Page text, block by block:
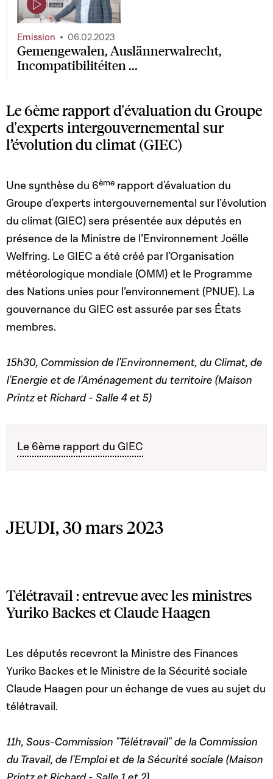
Gemengewalen, Auslännerwalrecht,
Incompatibilitéiten ...
Emission 06.02.2023
Le 6ème rapport d'évaluation du Groupe
d'experts intergouvernemental sur
l’évolution du climat (GIEC)
Une synthèse du 6ème rapport d'évaluation du
Groupe d'experts intergouvernemental sur l’évolution
du climat (GIEC) sera présentée aux députés en
présence de la Ministre de l’Environnement Joëlle
Welfring. Le GIEC a été créé par l’Organisation
météorologique mondiale (OMM) et le Programme
des Nations unies pour l’environnement (PNUE). La
gouvernance du GIEC est assurée par ses États
membres.
15h30, Commission de l'Environnement, du Climat, de
l'Energie et de l'Aménagement du territoire (Maison
Printz et Richard - Salle 4 et 5)
Le 6ème rapport du GIEC
JEUDI, 30 mars 2023
Télétravail : entrevue avec les ministres
Yuriko Backes et Claude Haagen
Les députés recevront la Ministre des Finances
Yuriko Backes et le Ministre de la Sécurité sociale
Claude Haagen pour un échange de vues au sujet du
télétravail.
11h, Sous-Commission "Télétravail" de la Commission
du Travail, de l'Emploi et de la Sécurité sociale (Maison